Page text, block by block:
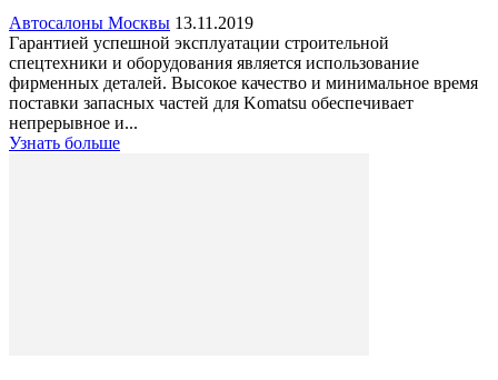
Автосалоны Москвы 13.11.2019
Гарантией успешной эксплуатации строительной
спецтехники и оборудования является использование
фирменных деталей. Высокое качество и минимальное время
поставки запасных частей для Komatsu обеспечивает
непрерывное и...
Узнать больше